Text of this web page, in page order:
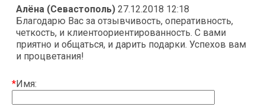
Алёна (Севастополь) 27.12.2018 12:18
Благодарю Вас за отзывчивость, оперативность,
четкость, и клиентоориентированность. С вами
приятно и общаться, и дарить подарки. Успехов вам
и процветания!
*Имя: